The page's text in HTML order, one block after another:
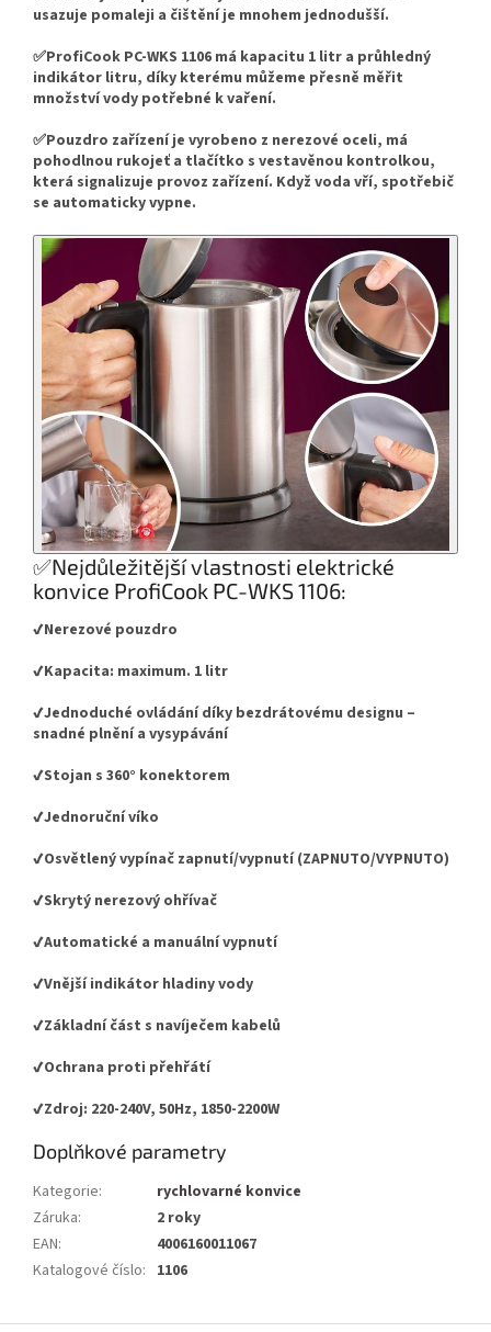
usazuje pomaleji a čištění je mnohem jednodušší.
✅ProfiCook PC-WKS 1106 má kapacitu 1 litr a průhledný
indikátor litru, díky kterému můžeme přesně měřit
množství vody potřebné k vaření.
✅Pouzdro zařízení je vyrobeno z nerezové oceli, má
pohodlnou rukojeť a tlačítko s vestavěnou kontrolkou,
která signalizuje provoz zařízení. Když voda vří, spotřebič
se automaticky vypne.
✅Nejdůležitější vlastnosti elektrické
konvice ProfiCook PC-WKS 1106:
✔️Nerezové pouzdro
✔️Kapacita: maximum. 1 litr
✔️Jednoduché ovládání díky bezdrátovému designu –
snadné plnění a vysypávání
✔️Stojan s 360° konektorem
✔️Jednoruční víko
✔️Osvětlený vypínač zapnutí/vypnutí (ZAPNUTO/VYPNUTO)
✔️Skrytý nerezový ohřívač
✔️Automatické a manuální vypnutí
✔️Vnější indikátor hladiny vody
✔️Základní část s navíječem kabelů
✔️Ochrana proti přehřátí
✔️Zdroj: 220-240V, 50Hz, 1850-2200W
Doplňkové parametry
Kategorie:
rychlovarné konvice
Záruka:
2 roky
EAN:
4006160011067
Katalogové číslo: 1106